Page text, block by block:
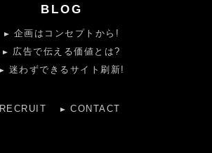
BLOG
企画はコンセプトから!
広告で伝える価値とは?
迷わずできるサイト刷新!
RECRUIT CONTACT